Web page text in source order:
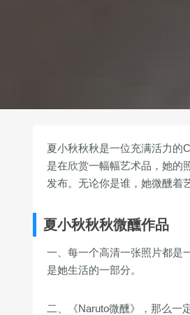
夏小秋秋秋是一位充满活力的
是在欣赏一幅幅艺术品，她的
发布。无论你是谁，她微醺着
夏小秋秋秋微醺作品
一、每一个高清一张照片都是
是她生活的一部分。
二、《Naruto微醺》，那么一